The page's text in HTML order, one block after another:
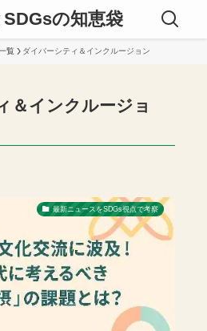
の知恵袋
覧 ダイバーシティ＆インクルージョン
＆インクルージョ
最新ニュースをSDGs視点で考察